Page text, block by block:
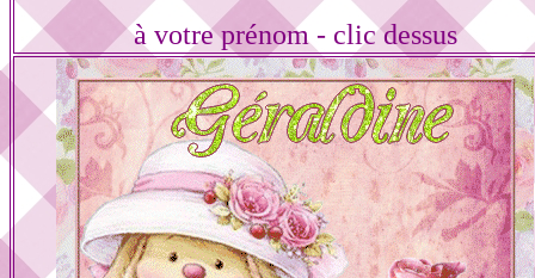
à votre prénom - clic dessus